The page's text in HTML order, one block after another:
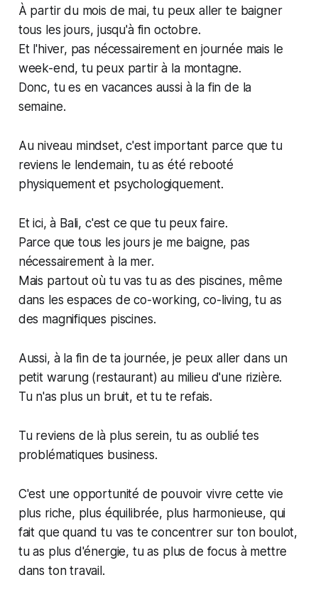
À partir du mois de mai, tu peux aller te baigner
tous les jours, jusqu'à fin octobre.
Et l'hiver, pas nécessairement en journée mais le
week-end, tu peux partir à la montagne.
Donc, tu es en vacances aussi à la fin de la
semaine.
Au niveau mindset, c'est important parce que tu
reviens le lendemain, tu as été rebooté
physiquement et psychologiquement.
Et ici, à Bali, c'est ce que tu peux faire.
Parce que tous les jours je me baigne, pas
nécessairement à la mer.
Mais partout où tu vas tu as des piscines, même
dans les espaces de co-working, co-living, tu as
des magnifiques piscines.
Aussi, à la fin de ta journée, je peux aller dans un
petit warung (restaurant) au milieu d'une rizière.
Tu n'as plus un bruit, et tu te refais.
Tu reviens de là plus serein, tu as oublié tes
problématiques business.
C'est une opportunité de pouvoir vivre cette vie
plus riche, plus équilibrée, plus harmonieuse, qui
fait que quand tu vas te concentrer sur ton boulot,
tu as plus d'énergie, tu as plus de focus à mettre
dans ton travail.